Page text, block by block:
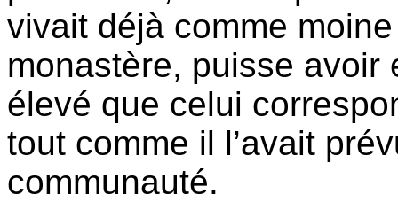
vivait déjà comme
monastère, puisse avoir
élevé que celui
tout comme il l’avait
communauté.